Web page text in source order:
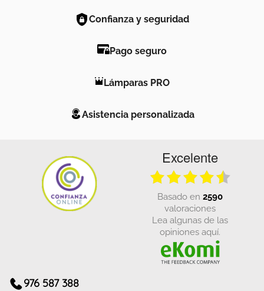
Confianza y seguridad
Pago seguro
Lámparas PRO
Asistencia personalizada
Excelente
basado en 2590
valoraciones
Lea algunas de las
opiniones aquí.
976 587 388